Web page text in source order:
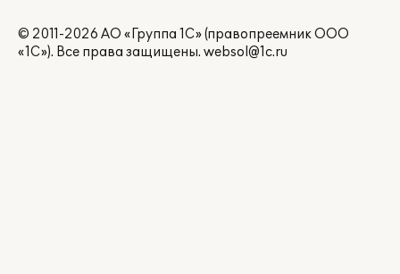
© 2011-2026 АО «Группа 1С» (правопреемник ООО
«1С»). Все права защищены. websol@1c.ru